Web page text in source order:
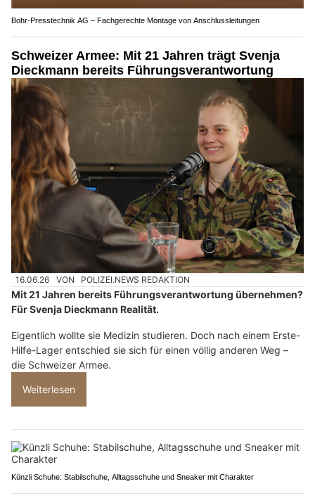
Bohr-Presstechnik AG – Fachgerechte Montage von Anschlussleitungen
Schweizer Armee: Mit 21 Jahren trägt Svenja
Dieckmann bereits Führungsverantwortung
16.06.26 VON POLIZEI.NEWS REDAKTION
Mit 21 Jahren bereits Führungsverantwortung übernehmen?
Für Svenja Dieckmann Realität.
Eigentlich wollte sie Medizin studieren. Doch nach einem Erste-
Hilfe-Lager entschied sie sich für einen völlig anderen Weg –
die Schweizer Armee.
Weiterlesen
Künzli Schuhe: Stabilschuhe, Alltagsschuhe und Sneaker mit Charakter